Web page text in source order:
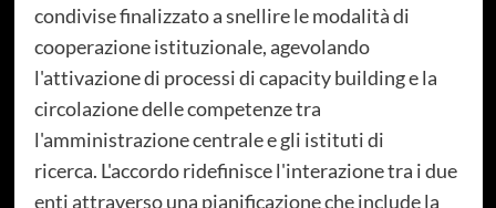
condivise finalizzato a snellire le modalità di
cooperazione istituzionale, agevolando
l'attivazione di processi di capacity building e la
circolazione delle competenze tra
l'amministrazione centrale e gli istituti di
ricerca. L'accordo ridefinisce l'interazione tra i due
enti attraverso una pianificazione che include la